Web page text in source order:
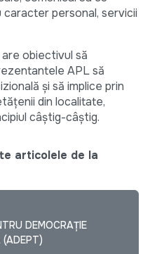
personal, servicii
obiectivul să
APL să
și să implice prin
din localitate,
câștig-câștig.
articolele de la
DEMOCRAŢIE
(ADEPT)